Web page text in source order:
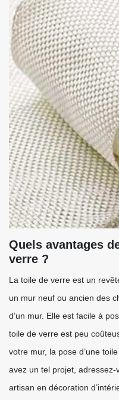
Quels avantages
verre ?
La toile de verre est un
un mur neuf ou ancien des
d’un mur. Elle est facile à
toile de verre est peu
votre mur, la pose d’une
avez un tel projet,
artisan en décoration